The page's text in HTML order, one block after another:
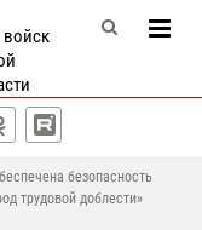
безопасность
трудовой доблести»